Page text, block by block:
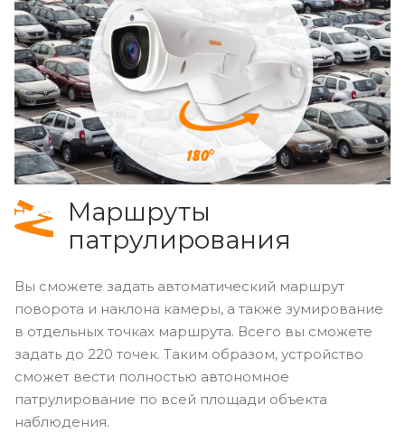
Маршруты
патрулирования
Вы сможете задать автоматический маршрут
поворота и наклона камеры, а также зумирование
в отдельных точках маршрута. Всего вы сможете
задать до 220 точек. Таким образом, устройство
сможет вести полностью автономное
патрулирование по всей площади объекта
наблюдения.